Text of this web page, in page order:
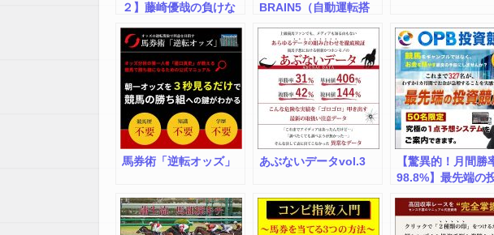
２】藤崎優哉の負けな
BRAIN5（自動運転搭
馬券術「逆転オッズ」 あぶないデータvol.3
【驚異的！月間勝
98.8%】最先端の
ム」